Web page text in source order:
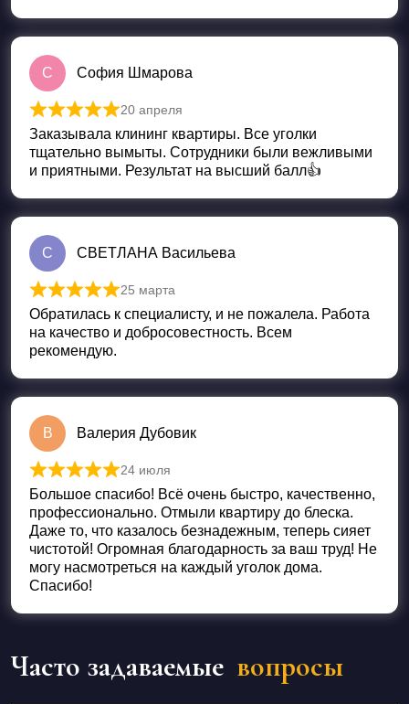
С София Шмарова
Оценка из 5
20 апреля
Заказывала клининг квартиры. Все уголки
тщательно вымыты. Сотрудники были вежливыми
и приятными. Результат на высший балл👍
С СВЕТЛАНА Васильева
Оценка из 5
25 марта
Обратилась к специалисту, и не пожалела. Работа
на качество и добросовестность. Всем
рекомендую.
В Валерия Дубовик
Оценка
24 июля
Большое спасибо! Всё очень быстро, качественно,
профессионально. Отмыли квартиру до блеска.
Даже то, что казалось безнадежным, теперь сияет
чистотой! Огромная благодарность за ваш труд! Не
могу насмотреться на каждый уголок дома.
Спасибо!
Часто задаваемые вопросы